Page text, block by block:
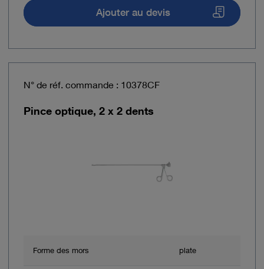
Ajouter au devis
N° de réf. commande : 10378CF
Pince optique, 2 x 2 dents
Forme des mors plate